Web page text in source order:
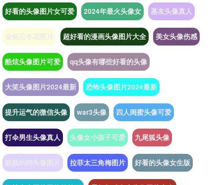
好看的头像图片女可爱 2024年最火头像女 基友头像真人
超好看的漫画头像图片大全 美女头像伤感
酷炫头像图片可爱 qq头像有哪些好看的头像
大笑头像图片2024最新 恐怖头像图片2024最新
提升运气的微信头像 war3头像 四人闺蜜头像可爱
打伞男生头像真人 头像女小孩子可爱 九尾狐头像
拉菲太三角梅图片 好看的头像女生版